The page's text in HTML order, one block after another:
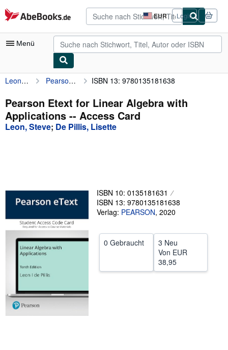
Zum Hauptinhalt
AbeBooks.de EUR
Seite
der
Einkaufseinstellungen.
Login
Menü
Nutzerkonto
Meine Bestellungen
Detailsuche
Verkäufer
Verkäufer werden
Hilfe
SCHLIESSEN
Leon, Steve Pearson Etext for Linear Algebra with Applications -- Access Card ISBN 13: 9780135181638
Pearson Etext for Linear Algebra with
Applications -- Access Card
Leon, Steve; De Pillis, Lisette
ISBN 10: 0135181631
ISBN 13: 9780135181638
Verlag: PEARSON, 2020
0 Gebraucht
3 Neu
Von EUR
38,95